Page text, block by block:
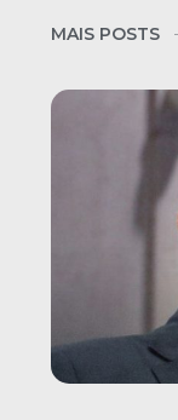
MAIS POSTS